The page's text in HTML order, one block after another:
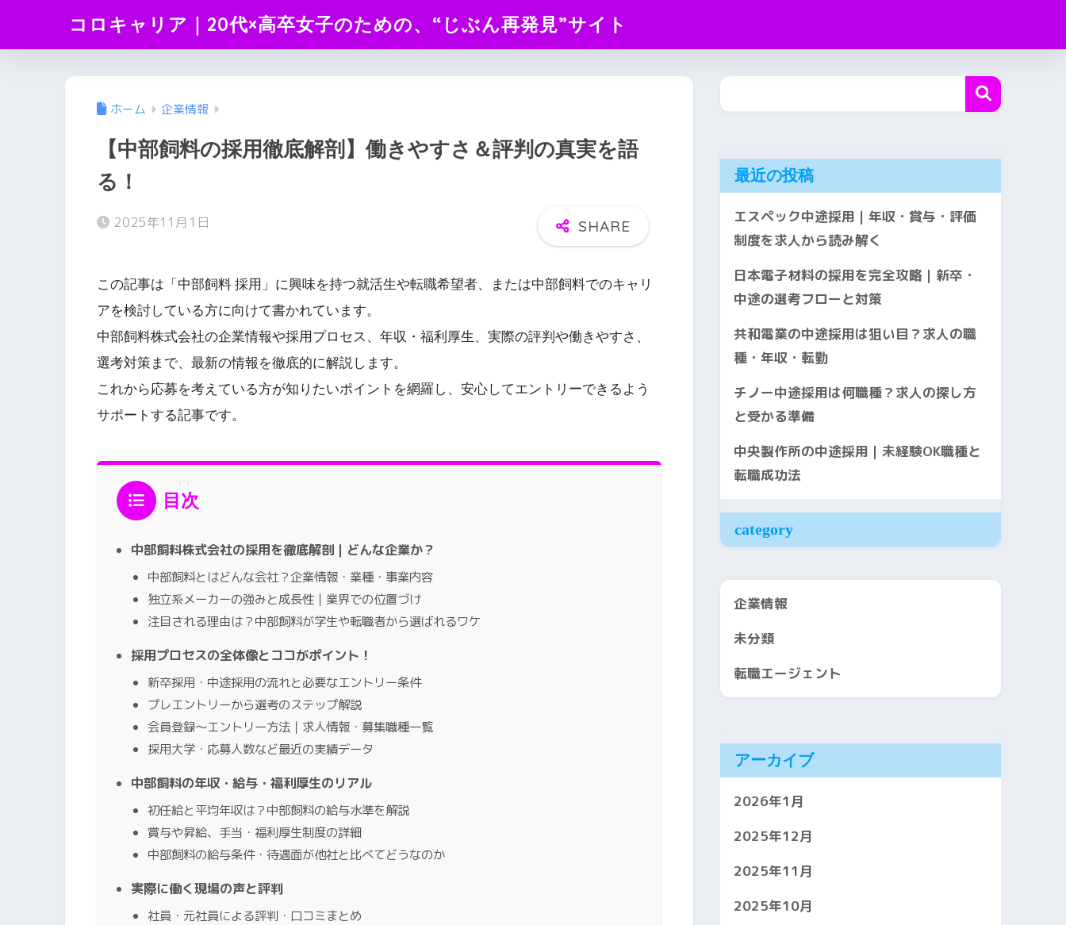
コロキャリア｜20代×高卒女子のための、“じぶん再発見”サイト
ホーム 企業情報
【中部飼料の採用徹底解剖】働きやすさ＆評判の真実を語
る！
2025年11月1日
この記事は「中部飼料 採用」に興味を持つ就活生や転職希望者、または中部飼料でのキャリ
アを検討している方に向けて書かれています。
中部飼料株式会社の企業情報や採用プロセス、年収・福利厚生、実際の評判や働きやすさ、
選考対策まで、最新の情報を徹底的に解説します。
これから応募を考えている方が知りたいポイントを網羅し、安心してエントリーできるよう
サポートする記事です。
目次
中部飼料株式会社の採用を徹底解剖｜どんな企業か？
中部飼料とはどんな会社？企業情報・業種・事業内容
独立系メーカーの強みと成長性｜業界での位置づけ
注目される理由は？中部飼料が学生や転職者から選ばれるワケ
採用プロセスの全体像とココがポイント！
新卒採用・中途採用の流れと必要なエントリー条件
プレエントリーから選考のステップ解説
会員登録〜エントリー方法｜求人情報・募集職種一覧
採用大学・応募人数など最近の実績データ
中部飼料の年収・給与・福利厚生のリアル
初任給と平均年収は？中部飼料の給与水準を解説
賞与や昇給、手当・福利厚生制度の詳細
中部飼料の給与条件・待遇面が他社と比べてどうなのか
実際に働く現場の声と評判
社員・元社員による評判・口コミまとめ
最近の投稿
エスペック中途採用｜年収・賞与・評価
制度を求人から読み解く
日本電子材料の採用を完全攻略｜新卒・
中途の選考フローと対策
共和電業の中途採用は狙い目？求人の職
種・年収・転勤
チノー中途採用は何職種？求人の探し方
と受かる準備
中央製作所の中途採用｜未経験OK職種と
転職成功法
category
企業情報
未分類
転職エージェント
アーカイブ
2026年1月
2025年12月
2025年11月
2025年10月